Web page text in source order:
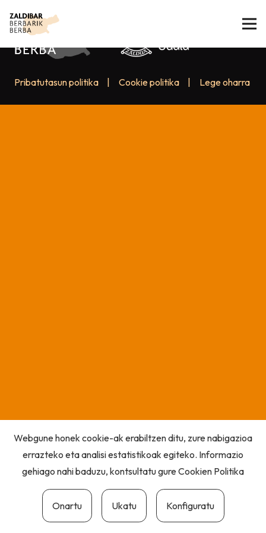
Pribatutasun politika Cookie politika Lege oharra
Webgune honek cookie-ak erabiltzen ditu, zure nabigazioa
errazteko eta analisi estatistikoak egiteko. Informazio
gehiago nahi baduzu, kontsultatu gureCookien Politika
Onartu Ukatu Konfiguratu